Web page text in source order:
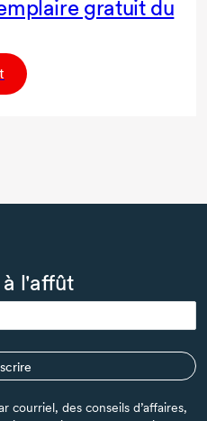
gratuit du
à l'affût
courriel, des conseils d’affaires,